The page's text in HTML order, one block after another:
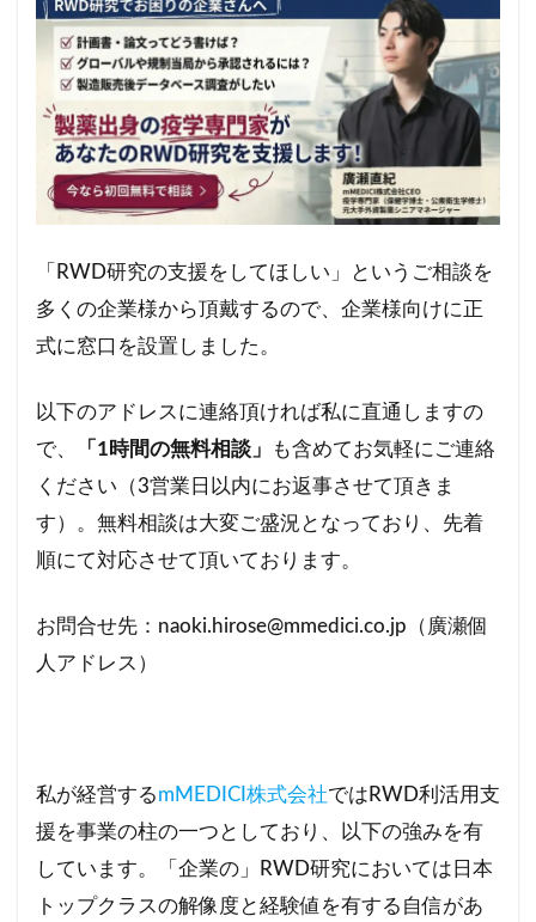
「RWD研究の支援をしてほしい」というご相談を
多くの企業様から頂戴するので、企業様向けに正
式に窓口を設置しました。
以下のアドレスに連絡頂ければ私に直通しますの
で、
「1時間の無料相談」
も含めてお気軽にご連絡
ください（3営業日以内にお返事させて頂きま
す）。無料相談は大変ご盛況となっており、先着
順にて対応させて頂いております。
お問合せ先：naoki.hirose@mmedici.co.jp（廣瀬個
人アドレス）
私が経営するmMEDICI株式会社ではRWD利活用支
援を事業の柱の一つとしており、以下の強みを有
しています。「企業の」RWD研究においては日本
トップクラスの解像度と経験値を有する自信があ